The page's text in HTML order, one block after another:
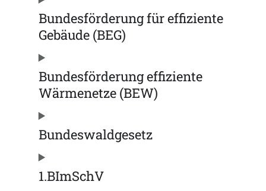
Bundesförderung für effiziente
Gebäude (BEG)
Bundesförderung effiziente
Wärmenetze (BEW)
Bundeswaldgesetz
1.BImSchV